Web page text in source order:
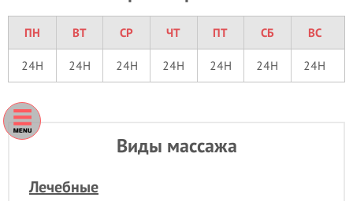
ПН ВТ СР ЧТ ПТ СБ ВС
24H 24H 24H 24H 24H 24H 24H
Виды массажа
Лечебные